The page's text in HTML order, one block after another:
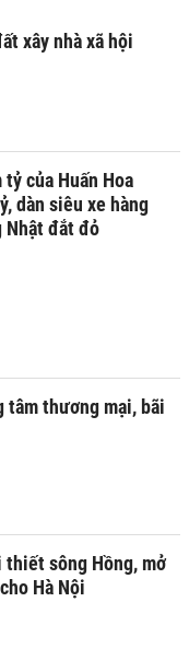
xây nhà xã hội
của Huấn Hoa
dàn siêu xe hàng
Nhật đắt đỏ
tâm thương mại, bãi
sông Hồng, mở
Hà Nội